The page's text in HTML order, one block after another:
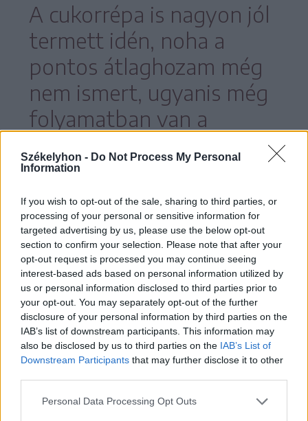
Székelyhon - Do Not Process My Personal
Information
If you wish to opt-out of the sale, sharing to third parties, or
processing of your personal or sensitive information for
targeted advertising by us, please use the below opt-out
section to confirm your selection. Please note that after your
opt-out request is processed you may continue seeing
interest-based ads based on personal information utilized by
us or personal information disclosed to third parties prior to
your opt-out. You may separately opt-out of the further
disclosure of your personal information by third parties on the
IAB’s list of downstream participants. This information may
also be disclosed by us to third parties on the IAB’s List of
Downstream Participants that may further disclose it to other
Personal Data Processing Opt Outs
A cukorrépa is nagyon jól
termett idén, noha a
pontos átlaghozam még
nem ismert, ugyanis még
folyamatban van a
betakarítás.
A gazdák szerződés alapján termesztik a
cukorrépát és a cukorgyár küldi a
betakarítógépet előbb Brassó, majd
Kovászna, végül Hargita megyébe. Idén
műszaki problémák miatt kicsit
elhúzódott a folyamat, de már a vége felé
jár Hargita megyében is – tudtuk meg a
megyei mezőgazdasági igazgatóság